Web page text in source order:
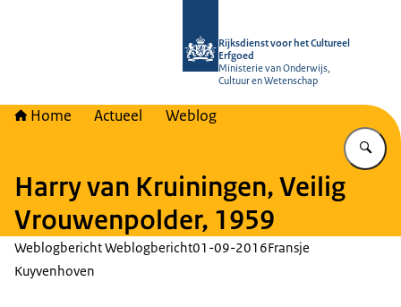
Rijksdienst voor het Cultureel
Erfgoed
Ministerie van Onderwijs,
Cultuur en Wetenschap
Home Actueel Weblog
Harry van Kruiningen, Veilig
Vrouwenpolder, 1959
Weblogbericht Weblogbericht01-09-2016Fransje
Kuyvenhoven